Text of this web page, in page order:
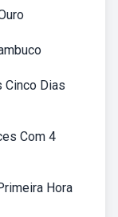
Cinco Dias
Com 4
Hora